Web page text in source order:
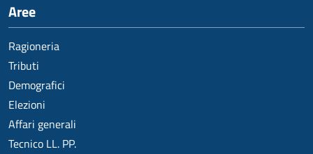
Aree
Ragioneria
Tributi
Demografici
Elezioni
Affari generali
Tecnico LL. PP.